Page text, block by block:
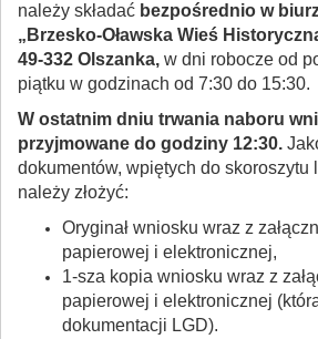
należy składać bezpośrednio w
„Brzesko-Oławska Wieś
49-332 Olszanka, w dni robocze od
piątku w godzinach od 7:30 do 15:30.
W ostatnim dniu trwania naboru
przyjmowane do godziny 12:30.
dokumentów, wpiętych do skoroszytu
należy złożyć:
Oryginał wniosku wraz z
papierowej i elektronicznej,
1-sza kopia wniosku wraz z
papierowej i elektronicznej
dokumentacji LGD).